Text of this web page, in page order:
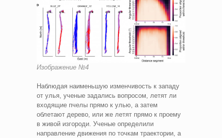
Изображение №4
Наблюдая наименьшую изменчивость к западу
от улья, ученые задались вопросом, летят ли
входящие пчелы прямо к улью, а затем
облетают дерево, или же летят прямо к проему
в живой изгороди. Ученые определили
направление движения по точкам траектории, а